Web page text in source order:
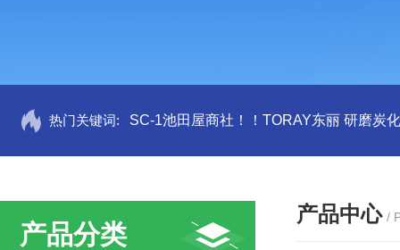
热门关键词: SC-1池田屋商社！！TORAY东丽 研磨炭
产品分类
产品中心 /